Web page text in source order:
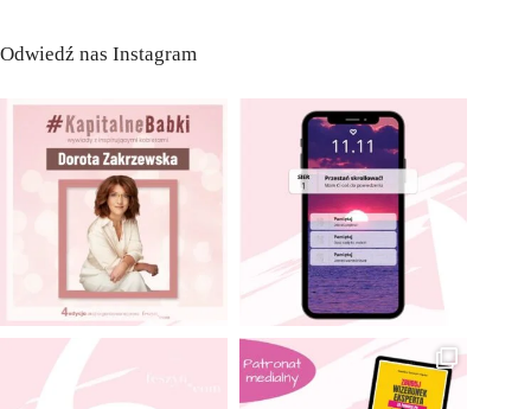
Odwiedź nas Instagram